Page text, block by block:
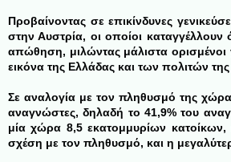
Προβαίνοντας σε επικίνδυνες
στην Αυστρία, οι οποίοι
απώθηση, μιλώντας μάλιστα ορισμένοι
εικόνα της Ελλάδας και των πολιτών
Σε αναλογία με τον πληθυσμό της
αναγνώστες, δηλαδή το 41,9% του
μία χώρα 8,5 εκατομμυρίων κατοίκων,
σχέση με τον πληθυσμό, και η